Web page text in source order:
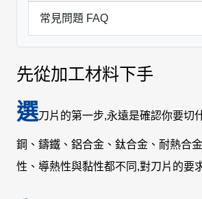
常見問題 FAQ
先從加工材料下手
選刀片的第一步,永遠是確認你要切
鋼、鑄鐵、鋁合金、鈦合金、耐熱合
性、導熱性與黏性都不同,對刀片的要